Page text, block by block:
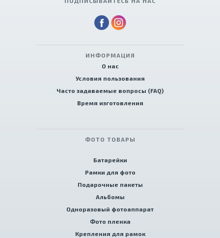
ИНФОРМАЦИЯ
О нас
Условия пользования
Часто задаваемые вопросы (FAQ)
Время изготовления
ФОТО ТОВАРЫ
Батарейки
Рамки для фото
Подарочные пакеты
Альбомы
Одноразовый фотоаппарат
Фото пленка
Крепления для рамок